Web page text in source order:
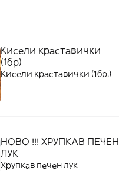
Кисели краставички
(1бр)
Кисели краставички (1бр.)
НОВО !!! ХРУПКАВ ПЕЧЕН
ЛУК
Хрупкав печен лук